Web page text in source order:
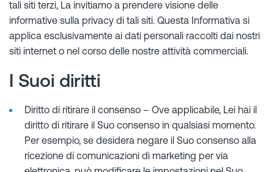
tali siti terzi, La invitiamo a prendere visione delle
informative sulla privacy di tali siti. Questa Informativa si
applica esclusivamente ai dati personali raccolti dai nostri
siti internet o nel corso delle nostre attività commerciali.
I Suoi diritti
Diritto di ritirare il consenso – Ove applicabile, Lei hai il
diritto di ritirare il Suo consenso in qualsiasi momento.
Per esempio, se desidera negare il Suo consenso alla
ricezione di comunicazioni di marketing per via